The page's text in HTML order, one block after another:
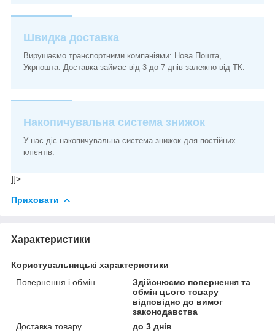
Швидка доставка
Вирушаємо транспортними компаніями: Нова Пошта,
Укрпошта. Доставка займає від 3 до 7 днів залежно від ТК.
Накопичувальна система знижок
У нас діє накопичувальна система знижок для постійних
клієнтів.
]]>
Приховати
Характеристики
Користувальницькі характеристики
Повернення і обмін
Здійснюємо повернення та
обмін цього товару
відповідно до вимог
законодавства
Доставка товару
до 3 днів